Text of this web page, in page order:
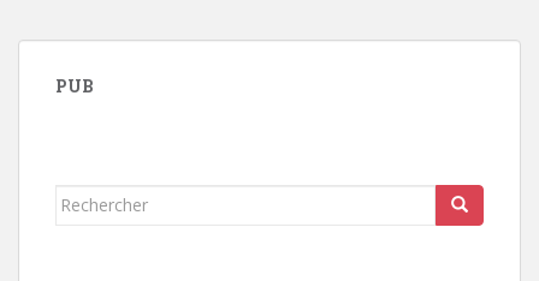
PUB
Rechercher...